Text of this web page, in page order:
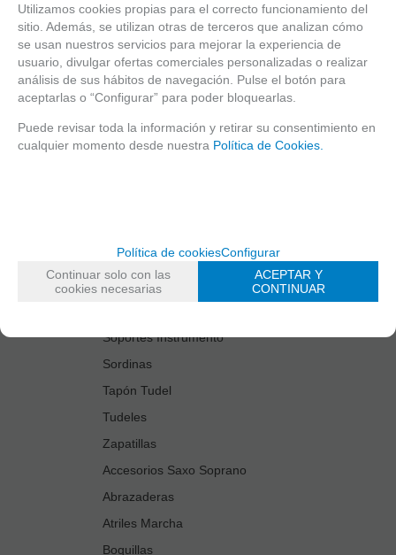
Boquilleros
Cañas
Cortacañas
Deflector Saxo Tenor
Estuches Guardacañas
Limpiadores
Protectores Boquilla
Soportes Instrumento
Sordinas
Tapón Tudel
Tudeles
Zapatillas
Accesorios Saxo Soprano
Abrazaderas
Atriles Marcha
Boquillas
Utilizamos cookies propias para el correcto funcionamiento del
sitio. Además, se utilizan otras de terceros que analizan cómo
se usan nuestros servicios para mejorar la experiencia de
usuario, divulgar ofertas comerciales personalizadas o realizar
análisis de sus hábitos de navegación. Pulse el botón para
aceptarlas o “Configurar” para poder bloquearlas.
Puede revisar toda la información y retirar su consentimiento en
cualquier momento desde nuestra Política de Cookies.
Política de cookiesConfigurar
Continuar solo con las
cookies necesarias
ACEPTAR Y
CONTINUAR